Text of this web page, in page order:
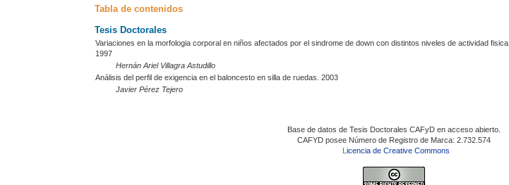
Tabla de contenidos
Tesis Doctorales
Variaciones en la morfologia corporal en niños afectados por el sindrome de down con distintos niveles de actividad fisica,
1997
Hernán Ariel Villagra Astudillo
Análisis del perfil de exigencia en el baloncesto en silla de ruedas. 2003
Javier Pérez Tejero
Base de datos de Tesis Doctorales CAFyD en acceso abierto.
CAFYD posee Número de Registro de Marca: 2.732.574
icencia de Creative Commons